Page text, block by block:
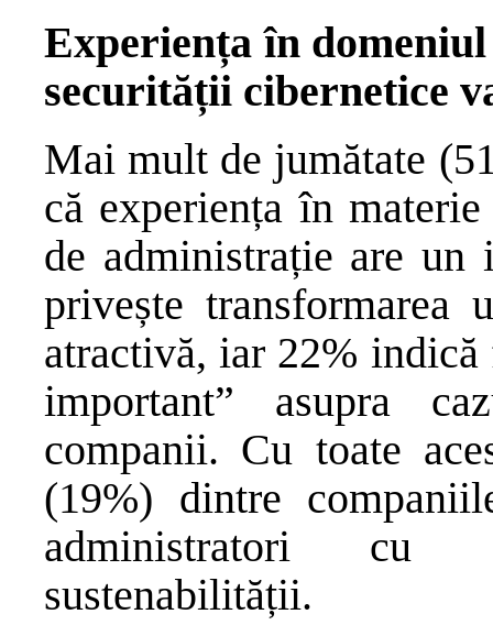
Experiența în
securității cibernetice
Mai mult de jumătate
că experiența în
de administrație are un
privește transformarea
atractivă, iar 22%
important” asupra
companii. Cu toate
(19%) dintre
administratori cu
sustenabilității.